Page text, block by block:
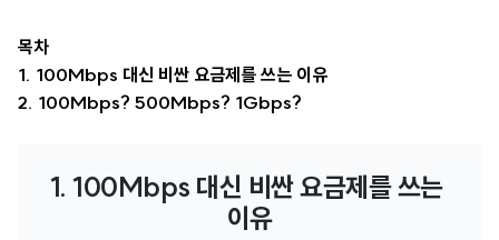
목차
1. 100Mbps 대신 비싼 요금제를 쓰는 이유
2. 100Mbps? 500Mbps? 1Gbps?
1. 100Mbps 대신 비싼 요금제를 쓰는
이유